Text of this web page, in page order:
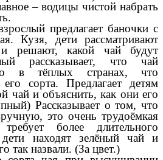
– водицы чистой набрать
предлагает баночки с
Кузя, дети рассматривают
решают, какой чай будут
рассказывает, что чай
в тёплых странах, что
сорта. Предлагает детям
чай и объяснить, как они его
Рассказывает о том, что
это очень трудоёмкая
более длительного
дети находят зелёный чай и
так назвали. (За цвет.)